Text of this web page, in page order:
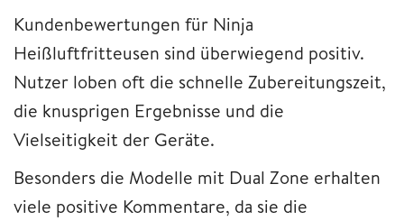
Kundenbewertungen für Ninja
Heißluftfritteusen sind überwiegend positiv.
Nutzer loben oft die schnelle Zubereitungszeit,
die knusprigen Ergebnisse und die
Vielseitigkeit der Geräte.
Besonders die Modelle mit Dual Zone erhalten
viele positive Kommentare, da sie die